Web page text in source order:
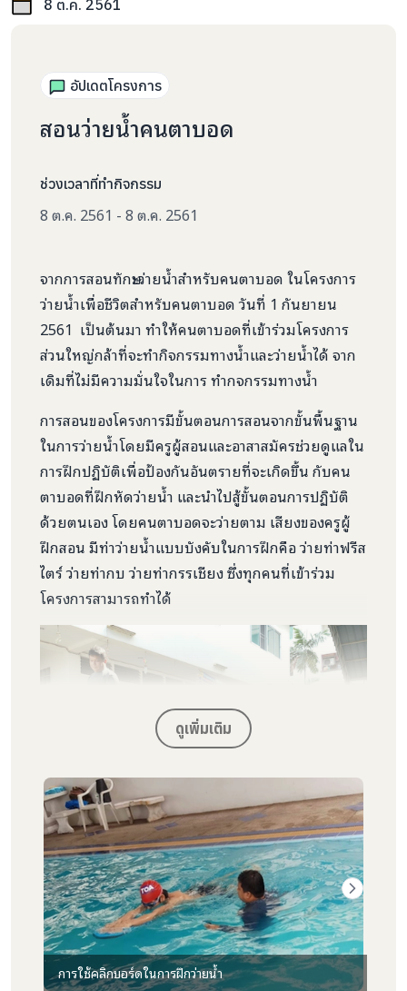
8 ต.ค. 2561
อัปเดตโครงการ
สอนว่ายน้ำคนตาบอด
ช่วงเวลาที่ทำกิจกรรม
8 ต.ค. 2561 - 8 ต.ค. 2561
จากการสอนทักษะว่ายน้ำสำหรับคนตาบอด ในโครงการ
ว่ายน้ำเพื่อชีวิตสำหรับคนตาบอด วันที่ 1 กันยายน
2561 เป็นต้นมา ทำให้คนตาบอดที่เข้าร่วมโครงการ
ส่วนใหญ่กล้าที่จะทำกิจกรรมทางน้ำและว่ายน้ำได้ จาก
เดิมที่ไม่มีความมั่นใจในการ ทำกจกรรมทางน้ำ
การสอนของโครงการมีขั้นตอนการสอนจากขั้นพื้นฐาน
ในการว่ายน้ำโดยมีครูผู้สอนและอาสาสมัครช่วยดูแลใน
การฝึกปฏิบัติเพื่อป้องกันอันตรายที่จะเกิดขึ้น กับคน
ตาบอดที่ฝึกหัดว่ายน้ำ และนำไปสู้ขั้นตอนการปฏิบัติ
ด้วยตนเอง โดยคนตาบอดจะว่ายตาม เสียงของครูผู้
ฝึกสอน มีท่าว่ายน้ำแบบบังคับในการฝึกคือ ว่ายท่าฟรีส
ไตร์ ว่ายท่ากบ ว่ายท่ากรรเชียง ซึ่งทุกคนที่เข้าร่วม
โครงการสามารถทำได้
นอกจากนี้ยังมีการ ฝึกนอนหงายลอยตัวในท่าปลาดาว
จับเวลา 30 นาที เพื่อให้คนตาบอดมีทักษะเอาชีวิตรอด
จากการตกน้ำ และรอความช่วยเหลือ ซึ่งบางคนทำได้
ตามเวลาที่กำหนดและบางคนทำได้ใกล้เคียงกับเวลาที่
ดูเพิ่มเติม
การใช้คลิกบอร์ดในการฝึกว่ายน้ำ